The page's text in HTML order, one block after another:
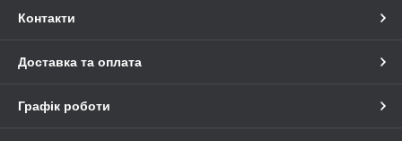
Контакти
Доставка та оплата
Графік роботи